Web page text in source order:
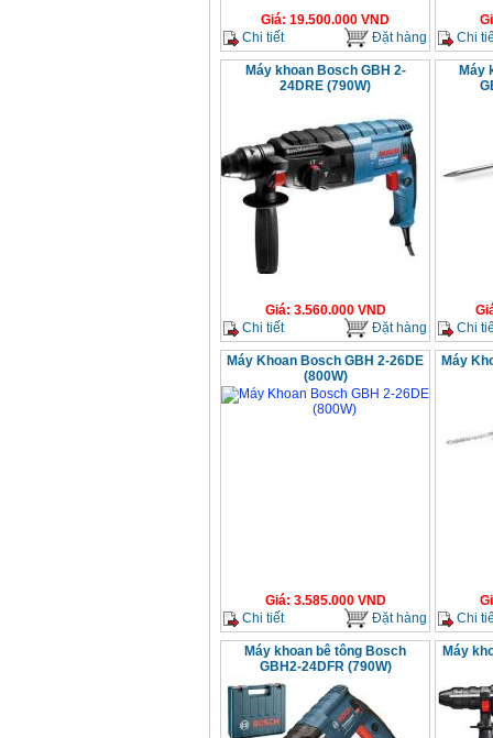
Giá: 19.500.000 VND
Chi tiết
Đặt hàng
Chi
Máy khoan Bosch GBH 2-
24DRE (790W)
Giá: 3.560.000VND
Chi tiết
Đặt hàng
Máy
Chi
Máy Khoan Bosch GBH 2-26DE
(800W)
Giá: 3.585.000VND
Chi tiết
Đặt hàng
Máy
Chi
Máy khoan bê tông Bosch
GBH2-24DFR (790W)
Máy